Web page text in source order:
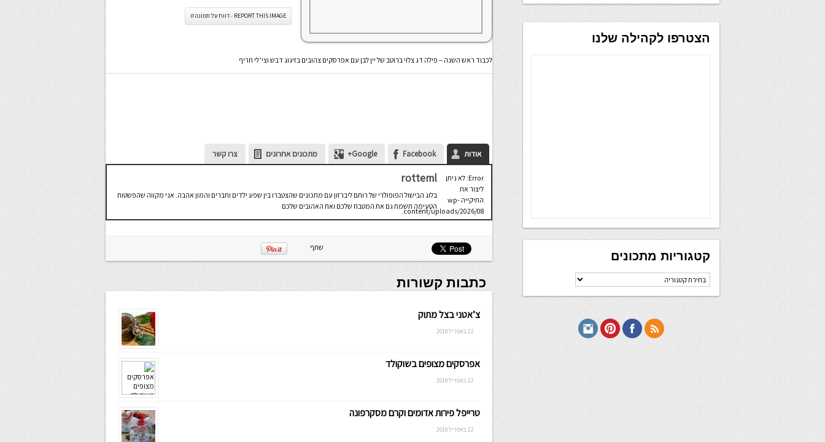
REPORT THIS IMAGE - דווח על תמונה זו
לכבוד ראש השנה – פילה דג צלוי ברוטב של יין לבן עם אפרסקים צהובים בזיגוג דבש וצי’לי חריף
אודות Facebook
Google+ מתכונים אחרונים צרו קשר
Error: לא ניתן
ליצור את
התיקייה wp-
content/uploads/2026/08.
יש לבדוק
שלה ניתנת
לכתיבה.
rotteml
בלוג הבישול הפופולרי של רותם ליברזון עם מתכונים שהצטברו בין שפע ילדים וחברים והמון אהבה. אני מקווה שהפשטות
הטעימה תשמח גם את המטבח שלכם ואת האהובים שלכם
שתף
כתבות קשורות
צ’אטני בצל מתוק
22 באפריל 2018
אפרסקים מצופים בשוקולד
22 באפריל 2018
טרייפל פירות אדומים וקרם מסקרפונה
22 באפריל 2018
הצטרפו לקהילה שלנו
קטגוריות מתכונים
קטגוריות
מתכונים